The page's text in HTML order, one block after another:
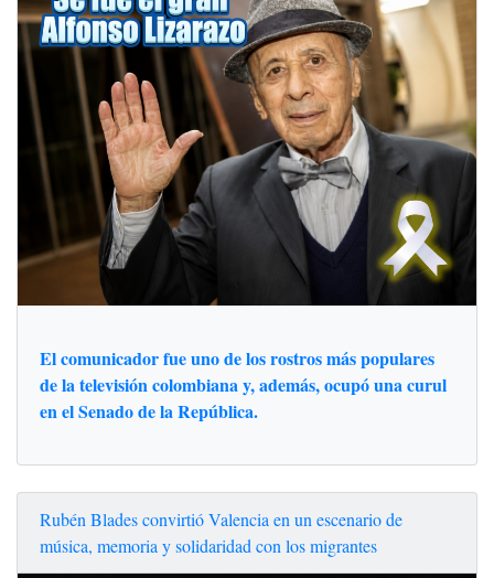
El comunicador fue uno de los rostros más populares
de la televisión colombiana y, además, ocupó una curul
en el Senado de la República.
Rubén Blades convirtió Valencia en un escenario de
música, memoria y solidaridad con los migrantes